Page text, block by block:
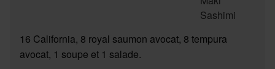
16 California, 8 royal saumon avocat, 8 tempura
avocat, 1 soupe et 1 salade.